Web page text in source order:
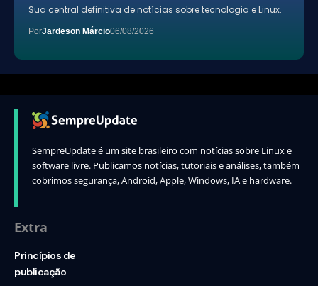
Sua central definitiva de notícias sobre tecnologia e Linux.
PorJardeson Márcio06/08/2026
SempreUpdate é um site brasileiro com notícias sobre Linux e
software livre. Publicamos notícias, tutoriais e análises, também
cobrimos segurança, Android, Apple, Windows, IA e hardware.
Extra
Princípios de
publicação